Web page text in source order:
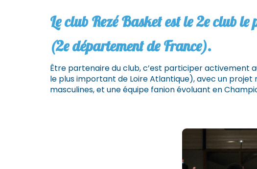
Le club Rezé Basket est le 2e club
(2e département de France).
Être partenaire du club, c’est participer activement
le plus important de Loire Atlantique), avec un projet
masculines, et une équipe fanion évoluant en